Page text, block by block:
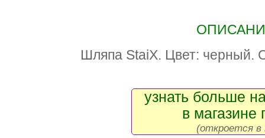
Шляпа StaiX. Цвет: черный.
узнать больше
в магазине
(откроется в